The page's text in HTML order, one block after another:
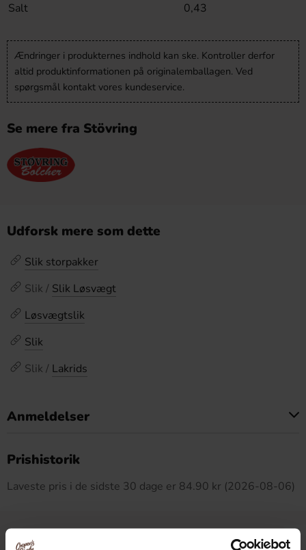
Salt
0,43
Ændringer i produkternes indhold kan ske. Kontroller derfor
altid produktinformationen på originalemballagen. Ved
spørgsmål kontakt vores kundeservice.
Se mere fra Stövring
Udforsk mere som dette
Slik storpakker
Slik / Slik Løsvægt
Løsvægtslik
Slik
Slik / Lakrids
Anmeldelser
Prishistorik
Laveste pris i de sidste 30 dage er 84.90 kr (2026-08-06)